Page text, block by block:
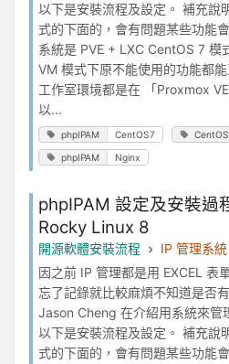
以下是安裝流程及設定。 補充說
式的下面的，會有問題某些功能
系統是 PVE + LXC CentOS 7 模
VM 模式下原不能使用的功能都
工作室環境都是在 「Proxmox
以...
phpIPAM CentOS7
phpIPAM Nginx
phpIPAM 設定及安裝過
Rocky Linux 8
開源軟體安裝流程
IP 管理系統
因之前 IP 管理都是用 EXCEL 表
忘了記錄就比較麻煩不知道是否
Jason Cheng 在介紹用系統來管
以下是安裝流程及設定。 補充說
式的下面的，會有問題某些功能